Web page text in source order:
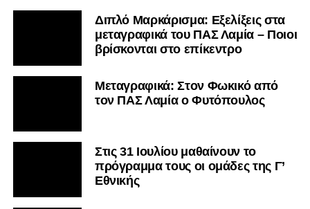
Διπλό Μαρκάρισμα: Εξελίξεις στα
μεταγραφικά του ΠΑΣ Λαμία – Ποιοι
βρίσκονται στο επίκεντρο
Μεταγραφικά: Στον Φωκικό από
τον ΠΑΣ Λαμία ο Φυτόπουλος
Στις 31 Ιουλίου μαθαίνουν το
πρόγραμμα τους οι ομάδες της Γ’
Εθνικής